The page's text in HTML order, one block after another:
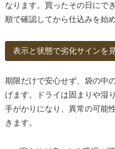
なります。買ったその日にで
順で確認してから仕込みを始
表示と状態で劣化サインを
期限だけで安心せず、袋の中
げます。ドライは固まりや湿
手がかりになり、異常の可能
きます。